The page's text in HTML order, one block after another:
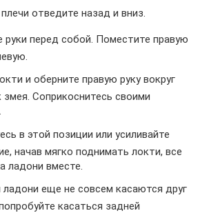
отведите назад и вниз.
руки перед собой. Поместите правую
и оберните правую руку вокруг
змея. Соприкоснитесь своими
в этой позиции или усиливайте
начав мягко поднимать локти, все
ладони вместе.
ладони еще не совсем касаются друг
касаться задней